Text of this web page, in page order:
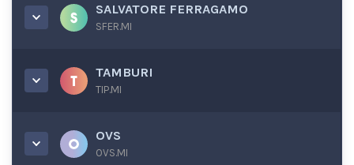
SALVATORE FERRAGAMO
SFER.MI
TAMBURI
TIP.MI
OVS
OVS.MI